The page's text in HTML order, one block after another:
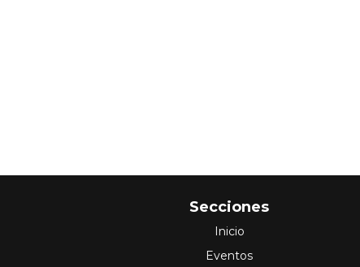
Secciones
Inicio
Eventos